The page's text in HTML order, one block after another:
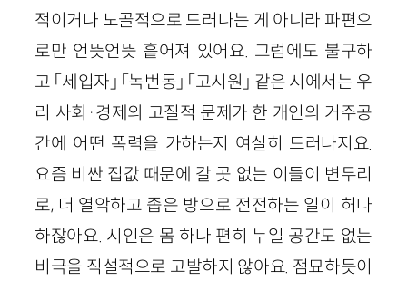
적이거나 노골적으로 드러나는 게 아니라 파편으
로만 언뜻언뜻 흩어져 있어요. 그럼에도 불구하
고 「세입자」 「녹번동」 「고시원」 같은 시에서는 우
리 사회 ·경제의 고질적 문제가 한 개인의 거주공
간에 어떤 폭력을 가하는지 여실히 드러나지요.
요즘 비싼 집값 때문에 갈 곳 없는 이들이 변두리
로, 더 열악하고 좁은 방으로 전전하는 일이 허다
하잖아요. 시인은 몸 하나 편히 누일 공간도 없는
비극을 직설적으로 고발하지 않아요. 점묘하듯이